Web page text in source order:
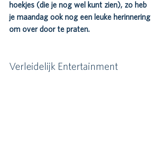
hoekjes (die je nog wel kunt zien), zo heb
je maandag ook nog een leuke herinnering
om over door te praten.
Verleidelijk Entertainment